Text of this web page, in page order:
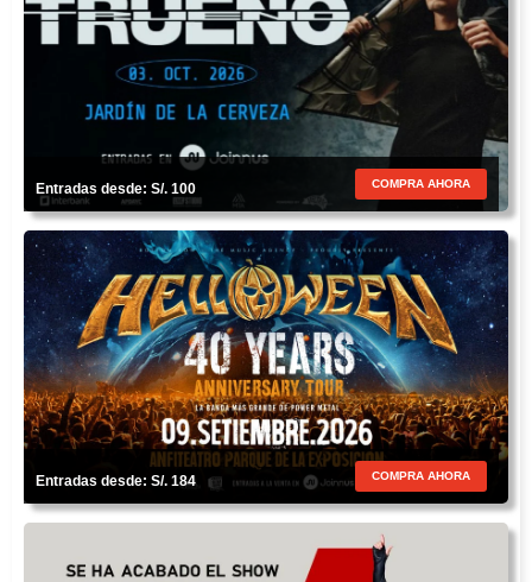
Entradas desde: S/. 100 COMPRA AHORA
Entradas desde: S/. 184 COMPRA AHORA